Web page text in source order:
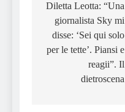
navigation
Diletta Leotta: “Una
giornalista Sky mi
disse: ‘Sei qui solo
per le tette’. Piansi e
reagii”. Il
dietroscena